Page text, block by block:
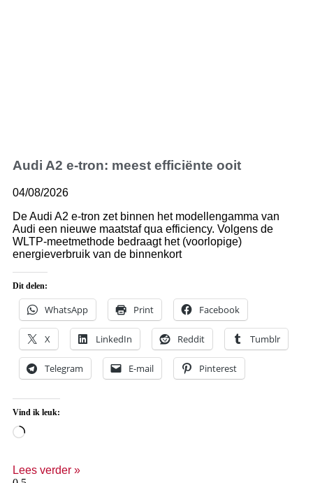
Audi A2 e-tron: meest efficiënte ooit
04/08/2026
De Audi A2 e-tron zet binnen het modellengamma van
Audi een nieuwe maatstaf qua efficiency. Volgens de
WLTP-meetmethode bedraagt het (voorlopige)
energieverbruik van de binnenkort
Dit delen:
WhatsApp Print Facebook
X LinkedIn Reddit Tumblr
Telegram E-mail Pinterest
Vind ik leuk:
Lees verder »